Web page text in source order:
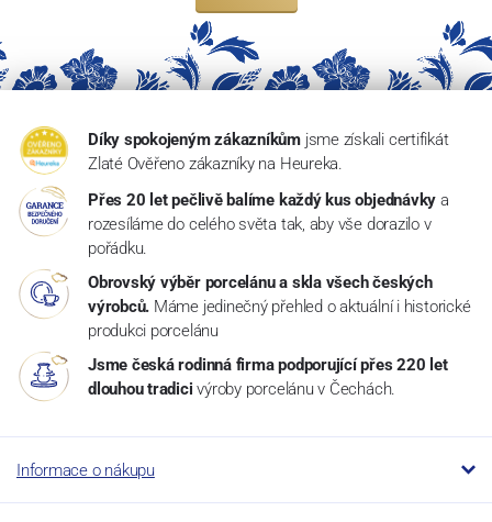
Díky spokojeným zákazníkům jsme získali certifikát
Zlaté Ověřeno zákazníky na Heureka.
Přes 20 let pečlivě balíme každý kus objednávky a
rozesíláme do celého světa tak, aby vše dorazilo v
pořádku.
Obrovský výběr porcelánu a skla všech českých
výrobců. Máme jedinečný přehled o aktuální i historické
produkci porcelánu
Jsme česká rodinná firma podporující přes 220 let
dlouhou tradici výroby porcelánu v Čechách.
Informace o nákupu